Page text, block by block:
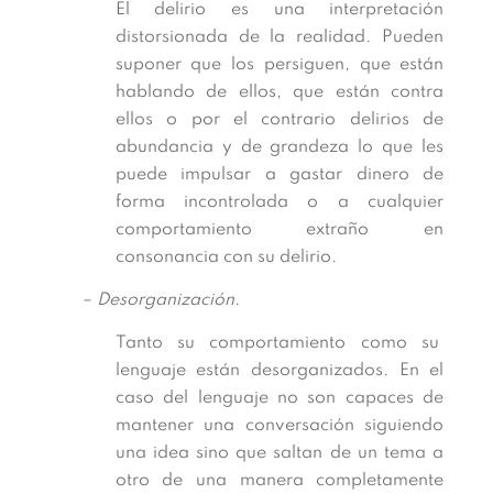
El delirio es una interpretación
distorsionada de la realidad. Pueden
suponer que los persiguen, que están
hablando de ellos, que están contra
ellos o por el contrario delirios de
abundancia y de grandeza lo que les
puede impulsar a gastar dinero de
forma incontrolada o a cualquier
comportamiento extraño en
consonancia con su delirio.
– Desorganización.
Tanto su comportamiento como su
lenguaje están desorganizados. En el
caso del lenguaje no son capaces de
mantener una conversación siguiendo
una idea sino que saltan de un tema a
otro de una manera completamente